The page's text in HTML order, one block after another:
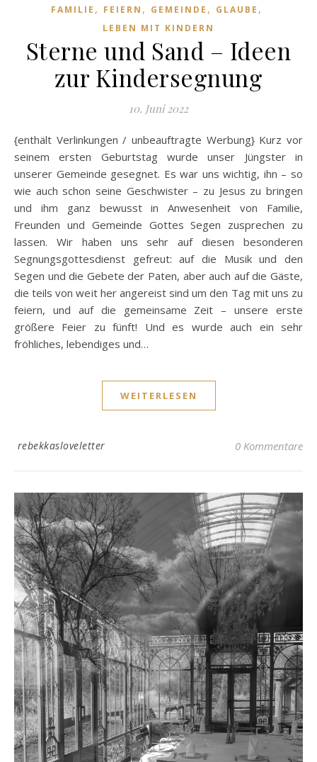
FAMILIE , FEIERN , GEMEINDE , GLAUBE ,
LEBEN MIT KINDERN
Sterne und Sand – Ideen
zur Kindersegnung
10. Juni 2022
{enthält Verlinkungen / unbeauftragte Werbung} Kurz vor
seinem ersten Geburtstag wurde unser Jüngster in
unserer Gemeinde gesegnet. Es war uns wichtig, ihn – so
wie auch schon seine Geschwister – zu Jesus zu bringen
und ihm ganz bewusst in Anwesenheit von Familie,
Freunden und Gemeinde Gottes Segen zusprechen zu
lassen. Wir haben uns sehr auf diesen besonderen
Segnungsgottesdienst gefreut: auf die Musik und den
Segen und die Gebete der Paten, aber auch auf die Gäste,
die teils von weit her angereist sind um den Tag mit uns zu
feiern, und auf die gemeinsame Zeit – unsere erste
größere Feier zu fünft! Und es wurde auch ein sehr
fröhliches, lebendiges und…
WEITERLESEN
rebekkasloveletter 0 Kommentare